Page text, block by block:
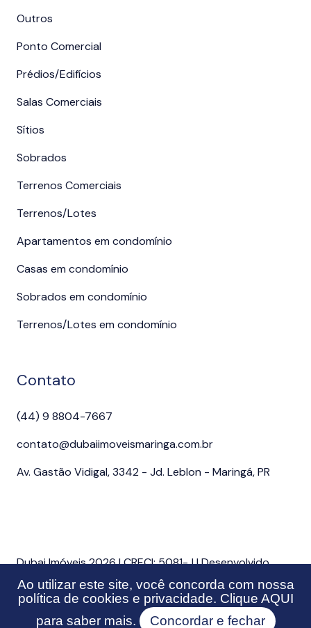
Ao utilizar este site, você concorda com nossa
política de cookies e privacidade. Clique AQUI
para saber mais.
Concordar e fechar
Outros
Ponto Comercial
Prédios/Edifícios
Salas Comerciais
Sítios
Sobrados
Terrenos Comerciais
Terrenos/Lotes
Apartamentos em condomínio
Casas em condomínio
Sobrados em condomínio
Terrenos/Lotes em condomínio
Contato
(44) 9 8804-7667
contato@dubaiimoveismaringa.com.br
Av. Gastão Vidigal, 3342 - Jd. Leblon - Maringá, PR
Dubai Imóveis 2026 | CRECI: 5081-J | Desenvolvido
por Imonov & Si9 Sistemas